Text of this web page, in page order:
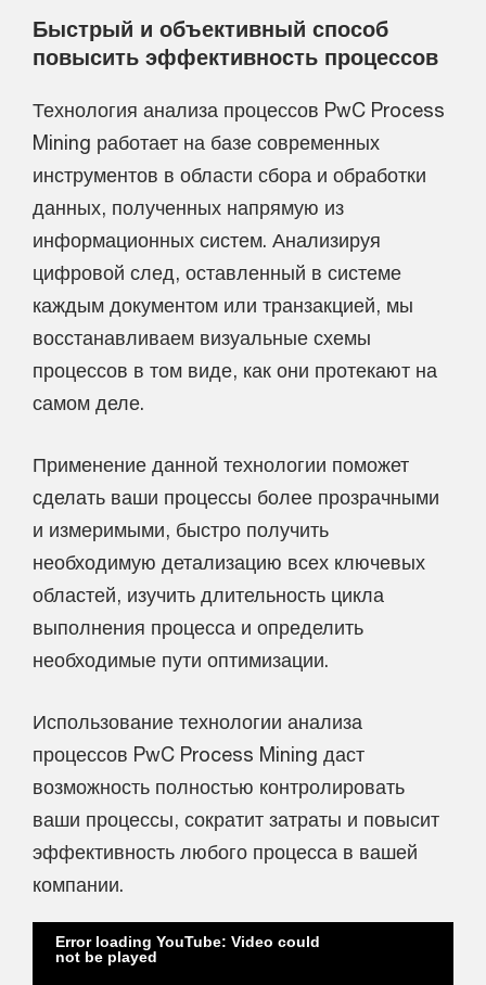
Быстрый и объективный способ
повысить эффективность процессов
Технология анализа процессов PwC Process
Mining работает на базе современных
инструментов в области сбора и обработки
данных, полученных напрямую из
информационных систем. Анализируя
цифровой след, оставленный в системе
каждым документом или транзакцией, мы
восстанавливаем визуальные схемы
процессов в том виде, как они протекают на
самом деле.
Применение данной технологии поможет
сделать ваши процессы более прозрачными
и измеримыми, быстро получить
необходимую детализацию всех ключевых
областей, изучить длительность цикла
выполнения процесса и определить
необходимые пути оптимизации.
Использование технологии анализа
процессов PwC Process Mining даст
возможность полностью контролировать
ваши процессы, сократит затраты и повысит
эффективность любого процесса в вашей
компании.
Error loading YouTube: Video could
not be played